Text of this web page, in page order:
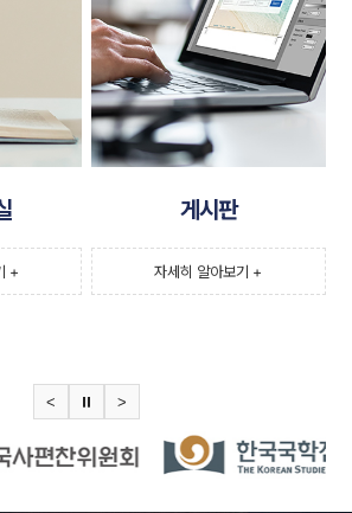
+
게시판
자세히 알아보기 +
< ⏸ >